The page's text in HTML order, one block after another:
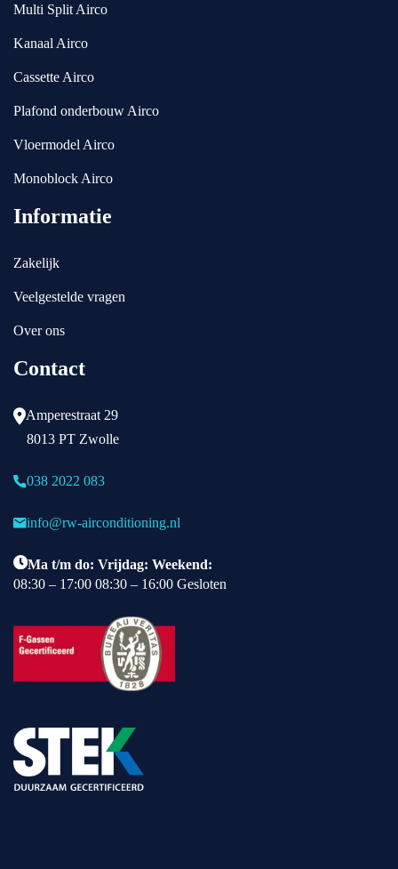
Multi Split Airco
Kanaal Airco
Cassette Airco
Plafond onderbouw Airco
Vloermodel Airco
Monoblock Airco
Informatie
Zakelijk
Veelgestelde vragen
Over ons
Contact
Amperestraat 29
8013 PT Zwolle
038 2022 083
info@rw-airconditioning.nl
Ma t/m do: Vrijdag: Weekend:
08:30 – 17:00 08:30 – 16:00 Gesloten